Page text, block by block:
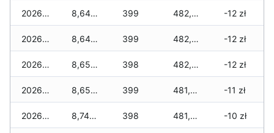
2026-05-19 8,640 zł 399 482,810 zł -12 zł
2026-05-18 8,640 zł 399 482,400 zł -12 zł
2026-05-17 8,650 zł 398 482,070 zł -12 zł
2026-05-16 8,650 zł 399 481,655 zł -11 zł
2026-05-15 8,740 zł 398 481,525 zł -10 zł